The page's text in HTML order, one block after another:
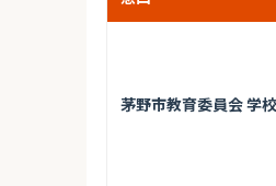
茅野市教育委員会 学